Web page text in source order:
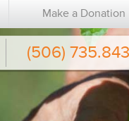
Make a Donation
(506)